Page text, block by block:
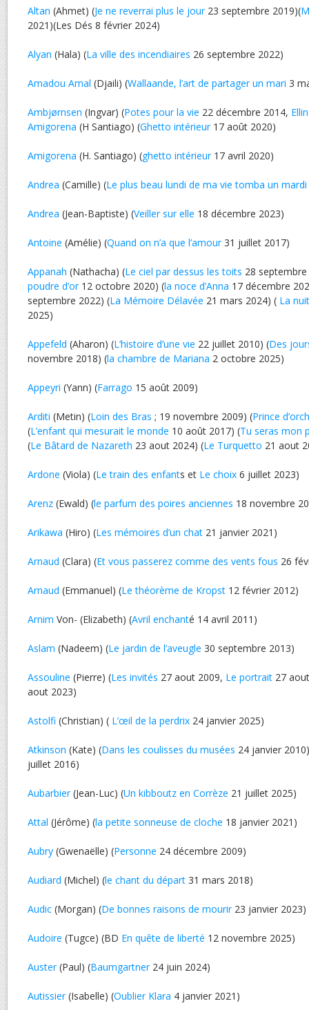
Altan (Ahmet) (Je ne reverrai plus le jour23 septembre 2019)(
2021)(Les Dés 8 février 2024)
Alyan (Hala) (La ville des incendiaires 26 septembre 2022)
Amadou Amal (Djaili) (Wallaande, l’art de partager un mari 3
Ambjørnsen (Ingvar) (Potes pour la vie 22 décembre 2014,
Amigorena (H Santiago) (Ghetto intérieur17 août 2020)
Amigorena (H. Santiago) (ghetto intérieur17 avril 2020)
Andrea (Camille) (Le plus beau lundi de ma vie tomba un mardi
Andrea (Jean-Baptiste) (Veiller sur elle 18 décembre 2023)
Antoine (Amélie) (Quand on n’a que l’amour 31 juillet 2017)
Appanah (Nathacha) (Le ciel par dessus les toits 28
poudre d’or12 octobre 2020) (la noce d’Anna 17 décembre
septembre 2022) (La Mémoire Délavée 21 mars 2024) ( La
2025)
Appefeld (Aharon) (L’histoire d’une vie 22 juillet 2010) (Des
novembre 2018) (la chambre de Mariana 2 octobre 2025)
Appeyri (Yann) (Farrago 15 août 2009)
Arditi (Metin) (Loin des Bras ; 19 novembre 2009) (Prince
(L’enfant qui mesurait le monde 10 août 2017) (Tu seras mon
(Le Bâtard de Nazareth 23 aout 2024) (Le Turquetto 21 aout
Ardone (Viola) (Le train des enfants et Le choix 6 juillet 2023)
Arenz (Ewald) (le parfum des poires anciennes 18 novembre
Arikawa (Hiro) (Les mémoires d’un chat 21 janvier 2021)
Arnaud (Clara) (Et vous passerez comme des vents fous 26
Arnaud (Emmanuel) (Le théorème de Kropst 12 février 2012)
Arnim Von- (Elizabeth) (Avril enchanté 14 avril 2011)
Aslam (Nadeem) (Le jardin de l’aveugle 30 septembre 2013)
Assouline (Pierre) (Les invités 27 aout 2009, Le portrait 27
aout 2023)
Astolfi (Christian) ( L’œil de la perdrix 24 janvier 2025)
Atkinson (Kate) (Dans les coulisses du musées 24 janvier
juillet 2016)
Aubarbier(Jean-Luc) (Un kibboutz en Corrèze 21 juillet 2025)
Attal (Jérôme) (la petite sonneuse de cloche 18 janvier 2021)
Aubry (Gwenaëlle) (Personne 24 décembre 2009)
Audiard (Michel) (le chant du départ 31 mars 2018)
Audic (Morgan) (De bonnes raisons de mourir23 janvier 2023)
Audoire (Tugce) (BD En quête de liberté 12 novembre 2025)
Auster(Paul) (Baumgartner24 juin 2024)
Autissier(Isabelle) (Oublier Klara 4 janvier 2021)